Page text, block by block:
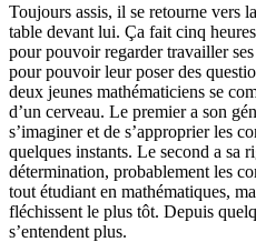
Toujours assis, il se retourne vers
table devant lui. Ça fait cinq
pour pouvoir regarder travailler
pour pouvoir leur poser des
deux jeunes mathématiciens se
d’un cerveau. Le premier a son
s’imaginer et de s’approprier les
quelques instants. Le second a sa
détermination, probablement les
tout étudiant en mathématiques,
fléchissent le plus tôt. Depuis
s’entendent plus.